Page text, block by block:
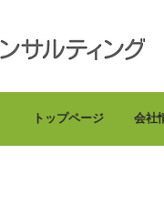
トップページ 会社